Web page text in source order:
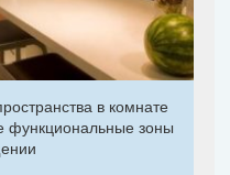
в комнате
функциональные зоны